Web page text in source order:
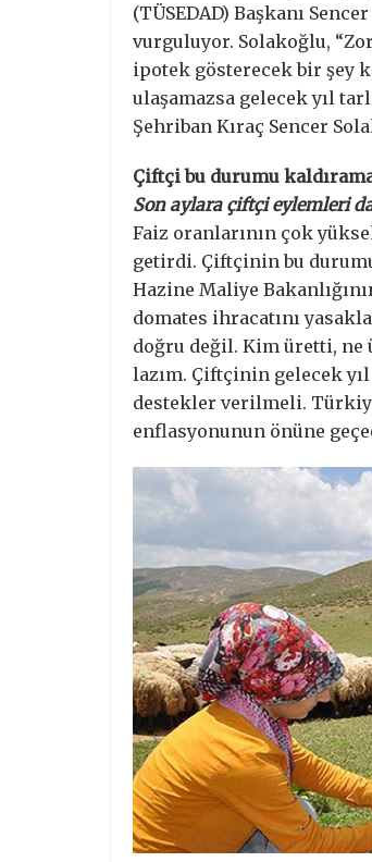
(TÜSEDAD) Başkanı
vurguluyor. Solakoğlu,
ipotek gösterecek bir şey
ulaşamazsa gelecek yıl
Şehriban Kıraç Sencer
Çiftçi bu durumu
Son aylara çiftçi eylemleri
Faiz oranlarının çok
getirdi. Çiftçinin bu
Hazine Maliye
domates ihracatını
doğru değil. Kim üretti, ne
lazım. Çiftçinin gelecek
destekler verilmeli.
enflasyonunun önüne